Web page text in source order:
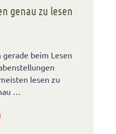
genau zu lesen
beim Lesen
lesen zu
…